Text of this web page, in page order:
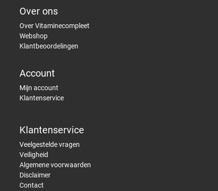
Over ons
Over Vitaminecompleet
Webshop
Klantbeoordelingen
Account
Mijn account
Klantenservice
Klantenservice
Veelgestelde vragen
Veiligheid
Algemene voorwaarden
Disclaimer
Contact